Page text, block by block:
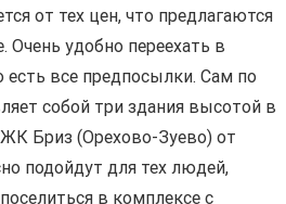
от тех цен, что предлагаются
Очень удобно переехать в
есть все предпосылки. Сам по
собой три здания высотой в
Бриз (Орехово-Зуево) от
подойдут для тех людей,
в комплексе с